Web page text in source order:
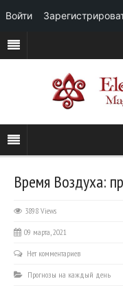
Время Воздуха:
3898 Views
09 марта, 2021
Нет комментариев
Прогнозы на каждый день
Войти